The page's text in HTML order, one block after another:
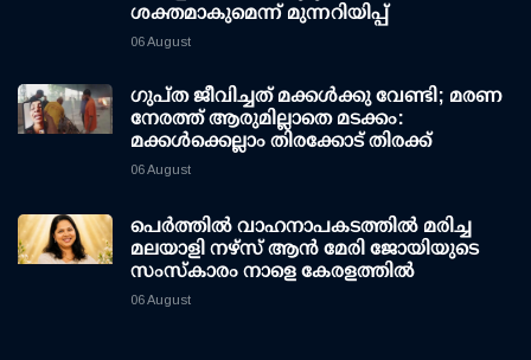
ശക്തമാകുമെന്ന് മുന്നറിയിപ്പ്
06 August
ഗുപ്ത ജീവിച്ചത് മക്കള്‍ക്കു വേണ്ടി; മരണ
നേരത്ത് ആരുമില്ലാതെ മടക്കം:
മക്കള്‍ക്കെല്ലാം തിരക്കോട് തിരക്ക്
06 August
പെർത്തിൽ വാഹനാപകടത്തിൽ മരിച്ച
മലയാളി നഴ്സ് ആൻ മേരി ജോയിയുടെ
സംസ്കാരം നാളെ കേരളത്തിൽ
06 August